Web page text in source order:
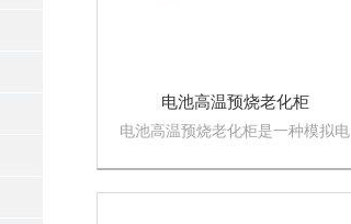
电池高温预烧老化柜
电池高温预烧老化柜是一种模拟电
广泛应用于电动汽车、科研领域
中，用于帮助制造厂评估、选择电